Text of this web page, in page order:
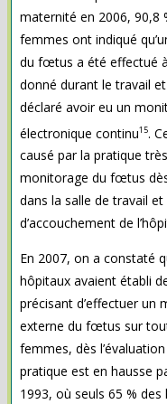
maternité en 2006, 90,8
femmes ont indiqué
du fœtus a été effectué
donné durant le travail
déclaré avoir eu un
électronique continu15.
causé par la pratique
monitorage du fœtus dès
dans la salle de travail et
d’accouchement de
En 2007, on a constaté
hôpitaux avaient établi
précisant d’effectuer un
externe du fœtus sur
femmes, dès
pratique est en hausse
1993, où seuls 65 % des